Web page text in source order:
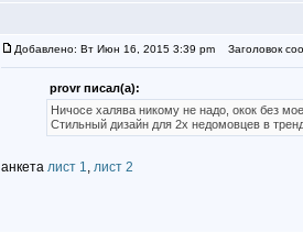
Добавлено: Вт Июн 16, 2015 3:39 pm Заголовок
provr писал(а):
Ничосе халява никому не надо, окок без
Стильный дизайн для 2х недомовцев в
анкета лист 1, лист 2